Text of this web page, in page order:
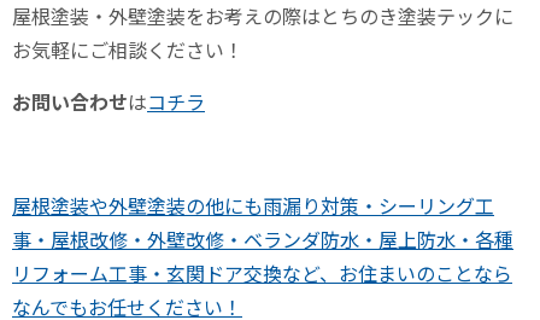
屋根塗装・外壁塗装をお考えの際はとちのき塗装テックに
お気軽にご相談ください！
お問い合わせはコチラ
屋根塗装や外壁塗装の他にも雨漏り対策・シーリング工
事・屋根改修・外壁改修・ベランダ防水・屋上防水・各種
リフォーム工事・玄関ドア交換など、お住まいのことなら
なんでもお任せください！